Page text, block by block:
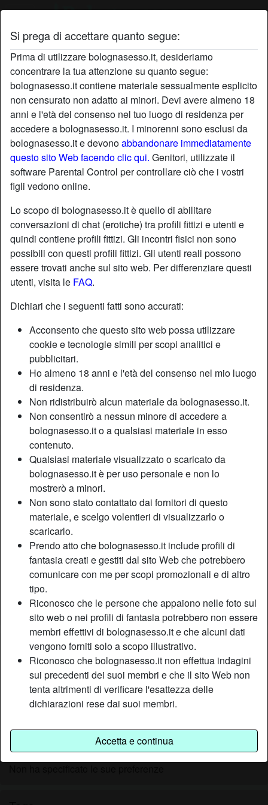
Si prega di accettare quanto segue:
Prima di utilizzare bolognasesso.it, desideriamo
concentrare la tua attenzione su quanto segue:
bolognasesso.it contiene materiale sessualmente esplicito
non censurato non adatto ai minori. Devi avere almeno 18
anni e l'età del consenso nel tuo luogo di residenza per
accedere a bolognasesso.it. I minorenni sono esclusi da
bolognasesso.it e devonoabbandonare immediatamente
questo sito Web facendo clic qui. Genitori, utilizzate il
software Parental Control per controllare ciò che i vostri
figli vedono online.
Lo scopo di bolognasesso.it è quello di abilitare
conversazioni di chat (erotiche) tra profili fittizi e utenti e
quindi contiene profili fittizi. Gli incontri fisici non sono
possibili con questi profili fittizi. Gli utenti reali possono
essere trovati anche sul sito web. Per differenziare questi
utenti, visita le FAQ.
Dichiari che i seguenti fatti sono accurati:
Acconsento che questo sito web possa utilizzare
cookie e tecnologie simili per scopi analitici e
pubblicitari.
Ho almeno 18 anni e l'età del consenso nel mio luogo
di residenza.
Non ridistribuirò alcun materiale da bolognasesso.it.
Non consentirò a nessun minore di accedere a
bolognasesso.it o a qualsiasi materiale in esso
contenuto.
Qualsiasi materiale visualizzato o scaricato da
bolognasesso.it è per uso personale e non lo
mostrerò a minori.
Non sono stato contattato dai fornitori di questo
materiale, e scelgo volentieri di visualizzarlo o
scaricarlo.
Prendo atto che bolognasesso.it include profili di
fantasia creati e gestiti dal sito Web che potrebbero
comunicare con me per scopi promozionali e di altro
tipo.
Riconosco che le persone che appaiono nelle foto sul
sito web o nei profili di fantasia potrebbero non essere
membri effettivi di bolognasesso.it e che alcuni dati
vengono forniti solo a scopo illustrativo.
Riconosco che bolognasesso.it non effettua indagini
sui precedenti dei suoi membri e che il sito Web non
tenta altrimenti di verificare l'esattezza delle
dichiarazioni rese dai suoi membri.
Accetta e continua
Profilo di bellatopa
star Aggiungi chatChatta adesso
Nickname:
Età:
29
Paese:
Italia
Provincia:
Firenze
Sesso:
Donna
Sessualità:
Relazione:
Single
Colore dei capelli:
Bionde
Colore degli occhi:
Castani
Depilata:
Fumatrice:
Sì
Descrizione
Una delle cose che di più mi piace e fare il bagno nella
vasca, lo trovo rilassante però avendo da poco preso una
con l'idromassaggio è un peccato sfruttarla da sola, no? Mi
faccio piccolina davanti a qualcosa di grosso che c'è più
Sta cercando